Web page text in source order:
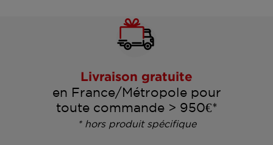
Livraison gratuite
en France/Métropole pour
toute commande > 950€*
* hors produit spécifique